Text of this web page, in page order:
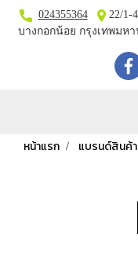
024355364
22/1-
บางกอกน้อย กรุงเทพมหา
หน้าแรก แบรนด์สินค้